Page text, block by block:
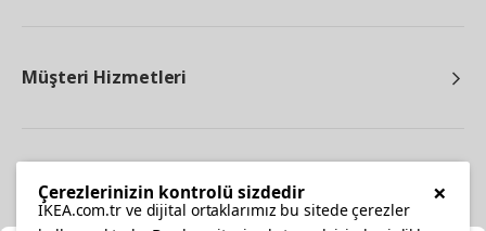
Müşteri Hizmetleri
×
Çerezlerinizin kontrolü sizdedir
IKEA.com.tr ve dijital ortaklarımız bu sitede çerezler